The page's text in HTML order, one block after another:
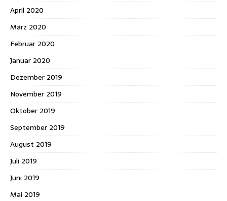
April 2020
März 2020
Februar 2020
Januar 2020
Dezember 2019
November 2019
Oktober 2019
September 2019
August 2019
Juli 2019
Juni 2019
Mai 2019